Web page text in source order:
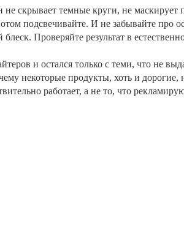
скрывает темные круги, не
подсвечивайте. И не забывайте
Проверяйте результат в
и остался только с теми, что не
некоторые продукты, хоть и
работает, а не то, что